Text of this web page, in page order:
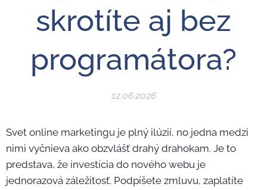
skrotíte aj bez
programátora?
12.06.2026
Svet online marketingu je plný ilúzií, no jedna medzi
nimi vyčnieva ako obzvlášť drahý drahokam. Je to
predstava, že investícia do nového webu je
jednorazová záležitosť. Podpíšete zmluvu, zaplatíte